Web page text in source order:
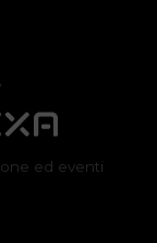
ed eventi